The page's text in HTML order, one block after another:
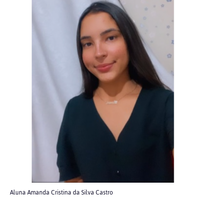
Aluna Amanda Cristina da Silva Castro